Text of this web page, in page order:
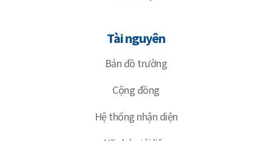
Tài nguyên
Bản đồ trường
Cộng đồng
Hệ thống nhận diện